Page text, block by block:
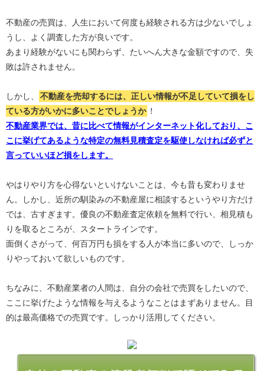
不動産の売買は、人生において何度も経験される方は少ないでしょ
うし、よく調査した方が良いです。
あまり経験がないにも関わらず、たいへん大きな金額ですので、失
敗は許されません。
しかし、
不動産を売却するには、正しい情報が不足していて損をし
ている方がいかに多いことでしょうか ！
不動産業界では、昔に比べて情報がインターネット化しており、こ
こに挙げてあるような特定の無料見積査定を駆使しなければ必ずと
言っていいほど損をします。
やはりやり方を心得ないといけないことは、今も昔も変わりませ
ん。しかし、近所の馴染みの不動産屋に相談するというやり方だけ
では、古すぎます。優良の不動産査定依頼を無料で行い、相見積も
りを取るところが、スタートラインです。
面倒くさがって、何百万円も損をする人が本当に多いので、しっか
りやっておいて欲しいものです。
ちなみに、不動産業者の人間は、自分の会社で売買をしたいので、
ここに挙げたような情報を与えるようなことはまずありません。目
的は最高価格での売買です。しっかり活用してください。